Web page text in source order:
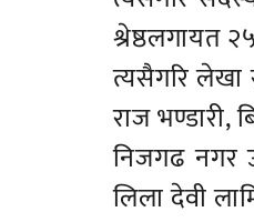
श्रेष्ठलगायत
त्यसैगरि लेखा
राज भण्डारी,
निजगढ नगर
लिला देवी